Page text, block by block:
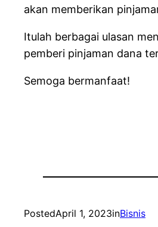
akan memberikan
Itulah berbagai ulasan
pemberi pinjaman dana
Semoga bermanfaat!
PostedApril 1, 2023inBisnis